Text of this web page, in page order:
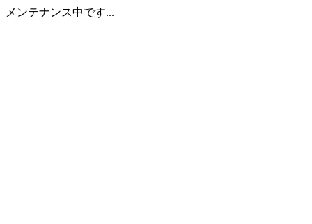
メンテナンス中です...